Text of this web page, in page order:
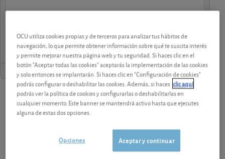
¡Pruebe 1 mes Gratis! Los análisis y consejos de nuestros
OCU utiliza cookies propias y de terceros para analizar tus hábitos de
navegación, lo que permite obtener información sobre qué te suscita interés
y permite mejorar nuestra página web y tu seguridad. Si haces clic en el
botón "Aceptar todas las cookies" aceptarás la implementación de las cookies
y solo entonces se implantarán. Si haces clic en "Configuración de cookies"
podrás configurar o deshabilitar las cookies. Además, si haces clic aquí
podrás ver la política de cookies y configurarlas o deshabilitarlas en
cualquier momento. Este banner se mantendrá activo hasta que ejecutes
alguna de estas dos opciones.
Aceptar y continuar
Opciones